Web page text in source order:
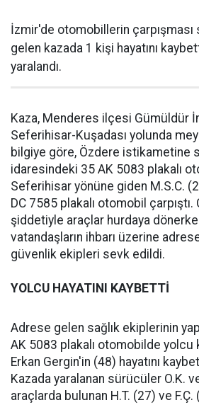
İzmir'de otomobillerin
gelen kazada 1 kişi hayatını
yaralandı.
Kaza, Menderes ilçesi Gümüldür
Seferihisar-Kuşadası yolunda
bilgiye göre, Özdere istikametine
idaresindeki 35 AK 5083 plakalı
Seferihisar yönüne giden M.S.C.
DC 7585 plakalı otomobil çarpıştı.
şiddetiyle araçlar hurdaya
vatandaşların ihbarı üzerine
güvenlik ekipleri sevk edildi.
YOLCU HAYATINI KAYBETTİ
Adrese gelen sağlık ekiplerinin
AK 5083 plakalı otomobilde yolcu
Erkan Gergin'in (48) hayatını
Kazada yaralanan sürücüler O.K.
araçlarda bulunan H.T. (27) ve